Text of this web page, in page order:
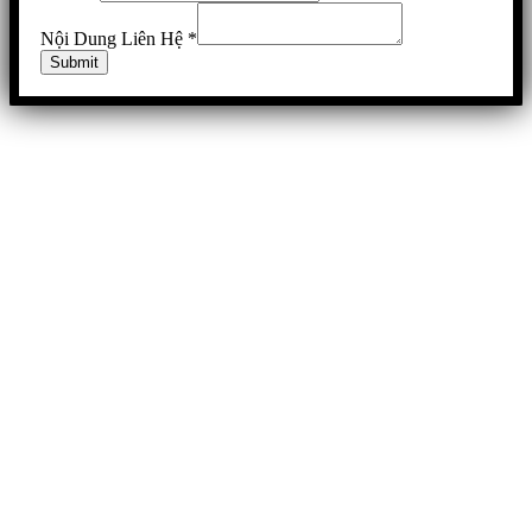
Nội Dung Liên Hệ *
Submit